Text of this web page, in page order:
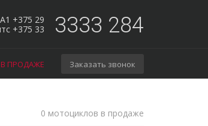
A1 +375 29
+375 33
3333 284
В ПРОДАЖЕ Заказать звонок
0 мотоциклов в продаже